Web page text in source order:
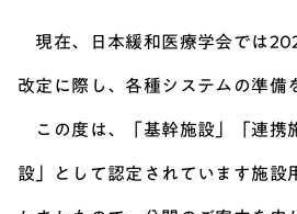
現在、日本緩和医療学会では
改定に際し、各種システムの準備
この度は、「基幹施設」「連携
設」として認定されています施設